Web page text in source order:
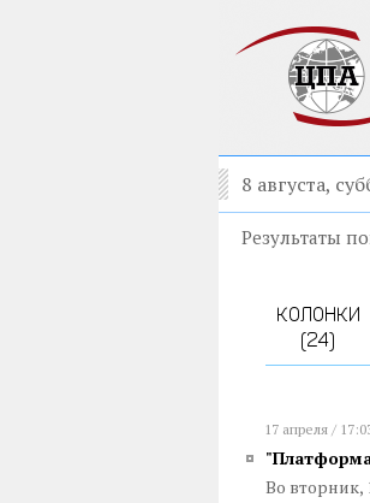
8 августа,
Результаты
КОЛОНКИ
(24)
17 апреля /
Во вторник,